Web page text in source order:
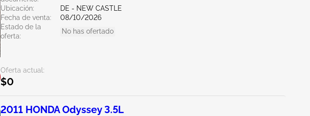
Ubicación:
DE - NEW CASTLE
Fecha de venta:
08/10/2026
Estado de la
oferta:
No has ofertado
Oferta actual:
$0
2011 HONDA Odyssey 3.5L